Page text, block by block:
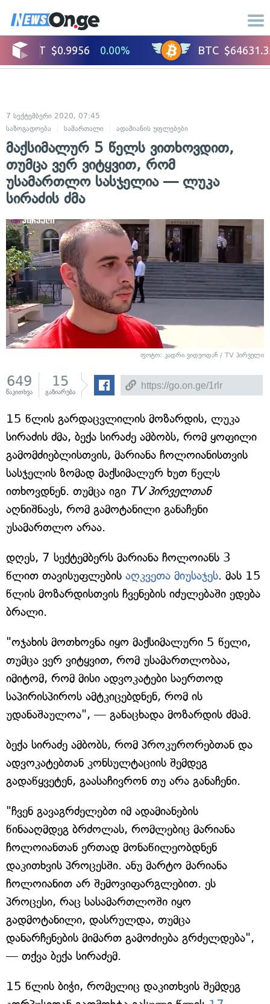
7 სექტემბერი 2020, 07:45
საზოგადოება
სამართალი ადამიანის უფლებები
მაქსიმალურ 5 წელს ვითხოვდით,
თუმცა ვერ ვიტყვით, რომ
უსამართლო სასჯელია — ლუკა
სირაძის ძმა
ფოტო: კადრი ვიდეოდან / TV პირველი
649
წაკითხვა
15
გაზიარება
15 წლის გარდაცვლილის მოზარდის, ლუკა
სირაძის ძმა, ბექა სირაძე ამბობს, რომ ყოფილი
გამომძიებლისთვის, მარიანა ჩოლოიანისთვის
სასჯელის ზომად მაქსიმალურ ხუთ წელს
ითხოვდნენ. თუმცა იგი TV პირველთან
აღნიშნავს, რომ გამოტანილი განაჩენი
უსამართლო არაა.
დღეს, 7 სექტემბერს მარიანა ჩოლოიანს 3
წლით თავისუფლების აღკვეთა მიუსაჯეს. მას 15
წლის მოზარდისთვის ჩვენების იძულებაში ედება
ბრალი.
"ოჯახის მოთხოვნა იყო მაქსიმალური 5 წელი,
თუმცა ვერ ვიტყვით, რომ უსამართლობაა,
იმიტომ, რომ მისი ადვოკატები საერთოდ
საპირისპიროს ამტკიცებდნენ, რომ ის
უდანაშაულოა", — განაცხადა მოზარდის ძმამ.
ბექა სირაძე ამბობს, რომ პროკურორებთან და
ადვოკატებთან კონსულტაციის შემდეგ
გადაწყვეტენ, გაასაჩივრონ თუ არა განაჩენი.
"ჩვენ გავაგრძელებთ იმ ადამიანების
წინააღმდეგ ბრძოლას, რომლებიც მარიანა
ჩოლოიანთან ერთად მონაწილეობდნენ
დაკითხვის პროცესში. ანუ მარტო მარიანა
ჩოლოიანით არ შემოვიფარგლებით. ეს
პროცესი, რაც სასამართლოში იყო
გადმოტანილი, დასრულდა, თუმცა
დანარჩენების მიმართ გამოძიება გრძელდება",
— თქვა ბექა სირაძემ.
15 წლის ბიჭი, რომელიც დაკითხვის შემდეგ